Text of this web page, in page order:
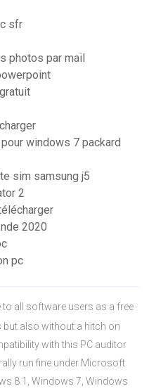
sfr
photos par mail
windows 7 packard
sim samsung j5
2
2020
pc
to all software users as a free
also without a hitch on
with this PC auditor
run fine under Microsoft
8.1, Windows 7, Windows